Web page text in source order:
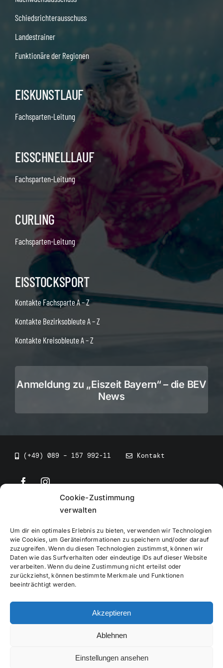
Cookie-Zustimmung
verwalten
Um dir ein optimales Erlebnis zu bieten, verwenden wir Technologien
wie Cookies, um Geräteinformationen zu speichern und/oder darauf
zuzugreifen. Wenn du diesen Technologien zustimmst, können wir
Daten wie das Surfverhalten oder eindeutige IDs auf dieser Website
verarbeiten. Wenn du deine Zustimmung nicht erteilst oder
zurückziehst, können bestimmte Merkmale und Funktionen
beeinträchtigt werden.
Akzeptieren
Ablehnen
Einstellungen ansehen
Schiedsrichterausschuss
Landestrainer
Funktionäre der Regionen
EISKUNSTLAUF
Fachsparten-Leitung
EISSCHNELLLAUF
Fachsparten-Leitung
CURLING
Fachsparten-Leitung
EISSTOCKSPORT
Kontakte Fachsparte A – Z
Kontakte Bezirksobleute A – Z
Kontakte Kreisobleute A – Z
Anmeldung zu „Eiszeit Bayern“ – die BEV
News
(+49) 089 – 157 992-11 Kontakt
• BEV Bayerischer Eissportverband
Impressum
Datenschutzerklärung